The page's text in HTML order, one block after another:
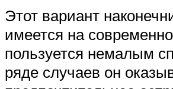
Этот вариант
имеется на
пользуется немалым
ряде случаев он